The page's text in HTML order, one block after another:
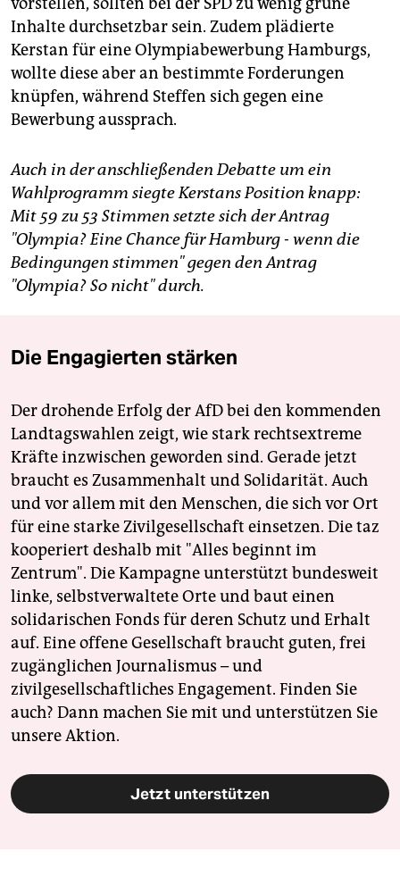
Inhalte durchsetzbar sein. Zudem plädierte
Kerstan für eine Olympiabewerbung Hamburgs,
wollte diese aber an bestimmte Forderungen
knüpfen, während Steffen sich gegen eine
Bewerbung aussprach.
Auch in der anschließenden Debatte um ein
Wahlprogramm siegte Kerstans Position knapp:
Mit 59 zu 53 Stimmen setzte sich der Antrag
"Olympia? Eine Chance für Hamburg - wenn die
Bedingungen stimmen" gegen den Antrag
"Olympia? So nicht" durch.
Die Engagierten stärken
Der drohende Erfolg der AfD bei den kommenden
Landtagswahlen zeigt, wie stark rechtsextreme
Kräfte inzwischen geworden sind. Gerade jetzt
braucht es Zusammenhalt und Solidarität. Auch
und vor allem mit den Menschen, die sich vor Ort
für eine starke Zivilgesellschaft einsetzen. Die taz
kooperiert deshalb mit "Alles beginnt im
Zentrum". Die Kampagne unterstützt bundesweit
linke, selbstverwaltete Orte und baut einen
solidarischen Fonds für deren Schutz und Erhalt
auf. Eine offene Gesellschaft braucht guten, frei
zugänglichen Journalismus – und
zivilgesellschaftliches Engagement. Finden Sie
auch? Dann machen Sie mit und unterstützen Sie
unsere Aktion.
Jetzt unterstützen